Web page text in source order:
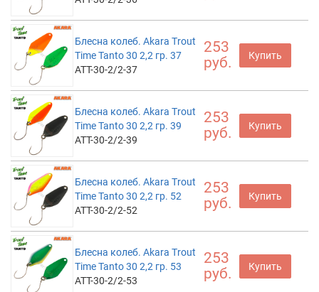
Блесна колеб. Akara Trout
Time Tanto 30 2,2 гр. 37
ATT-30-2/2-37
253
руб.
Купить
Блесна колеб. Akara Trout
Time Tanto 30 2,2 гр. 39
ATT-30-2/2-39
253
руб.
Купить
Блесна колеб. Akara Trout
Time Tanto 30 2,2 гр. 52
ATT-30-2/2-52
253
руб.
Купить
Блесна колеб. Akara Trout
Time Tanto 30 2,2 гр. 53
ATT-30-2/2-53
253
руб.
Купить